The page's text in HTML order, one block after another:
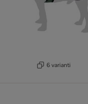
6 varianti